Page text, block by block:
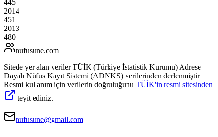
445
2014
451
2013
480
nufusune.com
Sitede yer alan veriler TÜİK (Türkiye İstatistik Kurumu) Adrese
Dayalı Nüfus Kayıt Sistemi (ADNKS) verilerinden derlenmiştir.
Resmi kullanım için verilerin doğruluğunu TÜİK'in resmi sitesinden
teyit ediniz.
nufusune@gmail.com